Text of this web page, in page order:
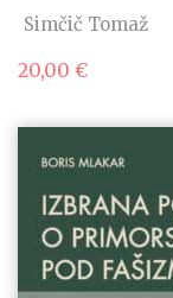
Simčič Tomaž
20,00 €